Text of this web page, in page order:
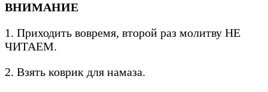
ВНИМАНИЕ
1. Приходить вовремя, второй раз молитву НЕ
ЧИТАЕМ.
2. Взять коврик для намаза.